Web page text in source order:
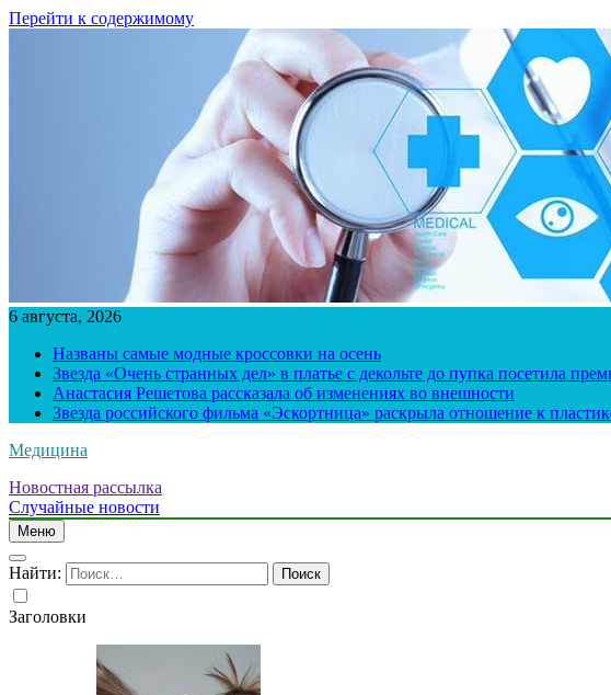
Перейти к содержимому
6 августа, 2026
Названы самые модные кроссовки на осень
Звезда «Очень странных дел» в платье с декольте до пупка посетила
Анастасия Решетова рассказала об изменениях во внешности
Звезда российского фильма «Эскортница» раскрыла отношение к
Медицина
Новостная рассылка
Случайные новости
Меню
Найти:
Заголовки